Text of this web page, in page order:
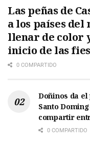
Las peñas de
a los países del
llenar de color
inicio de las
0 COMPARTIDO
Doñinos da
Santo
compartir
0 COMPARTIDO